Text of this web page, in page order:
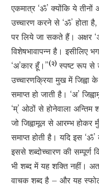
एकमात्र ‘ॐ’ क्योंकि ये
उच्चारण करने से ‘ॐ’ होता
पर लिये जा सकते हैं। अक्षर
विशेषभावापन्न है। इसीलिए
‘अ’कार हूँ।”(२) स्पष्ट रूप से
उच्चारणक्रिया मुख में
समाप्त हो जाती है। ‘अ’
‘म्’ ओठों से होनेवाला
जो जिह्वामूल से आरम्भ
समाप्त होती है। यदि इस
इससे शब्दोच्चारण की सम्पूर्ण
भी शब्द में यह शक्ति नहीं।
वाचक शब्द है – और यह